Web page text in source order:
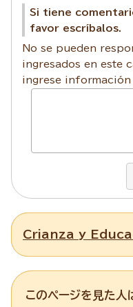
Si tiene
favor escríbalos.
No se pueden
ingresados en este
ingrese información
Crianza y
このページを見た人